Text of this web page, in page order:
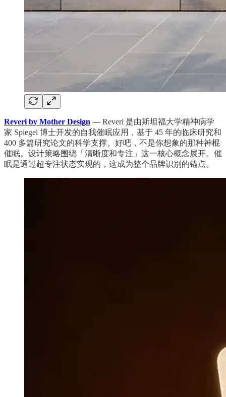
Reveri by Mother Design — Reveri 是由斯坦福大学精神病学
家 Spiegel 博士开发的自我催眠应用，基于 45 年的临床研究和
400 多篇研究论文的科学支撑。好吧，不是你想象的那种神棍
催眠。设计策略围绕「清晰度和专注」这一核心概念展开。催
眠是通过超专注状态实现的，这成为整个品牌识别的锚点。